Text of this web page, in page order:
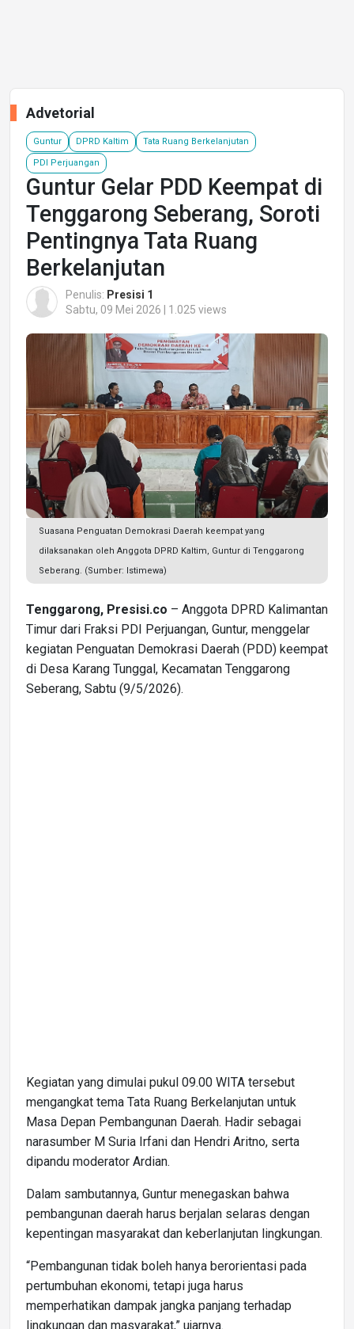
Advetorial
Guntur DPRD Kaltim Tata Ruang Berkelanjutan
PDI Perjuangan
Guntur Gelar PDD Keempat di
Tenggarong Seberang, Soroti
Pentingnya Tata Ruang
Berkelanjutan
Penulis: Presisi 1
Sabtu, 09 Mei 2026 | 1.025 views
Suasana Penguatan Demokrasi Daerah keempat yang
dilaksanakan oleh Anggota DPRD Kaltim, Guntur di Tenggarong
Seberang. (Sumber: Istimewa)
Tenggarong, Presisi.co – Anggota DPRD Kalimantan
Timur dari Fraksi PDI Perjuangan, Guntur, menggelar
kegiatan Penguatan Demokrasi Daerah (PDD) keempat
di Desa Karang Tunggal, Kecamatan Tenggarong
Seberang, Sabtu (9/5/2026).
Kegiatan yang dimulai pukul 09.00 WITA tersebut
mengangkat tema Tata Ruang Berkelanjutan untuk
Masa Depan Pembangunan Daerah. Hadir sebagai
narasumber M Suria Irfani dan Hendri Aritno, serta
dipandu moderator Ardian.
Dalam sambutannya, Guntur menegaskan bahwa
pembangunan daerah harus berjalan selaras dengan
kepentingan masyarakat dan keberlanjutan lingkungan.
“Pembangunan tidak boleh hanya berorientasi pada
pertumbuhan ekonomi, tetapi juga harus
memperhatikan dampak jangka panjang terhadap
lingkungan dan masyarakat,” ujarnya.